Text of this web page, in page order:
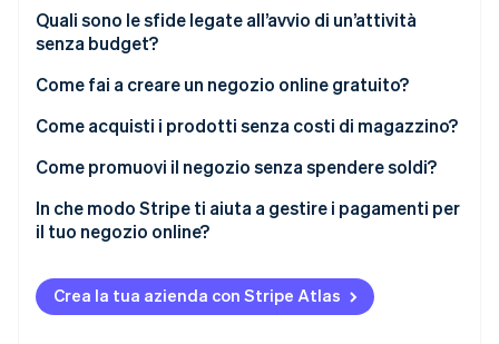
Identity
Verifica online dell'identità
Stripe Sessions 2026
Guarda ora
Componenti di costo senza budget
Quali sono le sfide legate all’avvio di un’attività
senza budget?
Investimento di tempo
Opzioni di branding limitate
Scetticismo da parte degli acquirenti
Curva di apprendimento impegnativa
Crescita lenta
Rischio di burnout
Come fai a creare un negozio online gratuito?
Configura un account
Scegli un modello
Aggiungi i prodotti
Configura le opzioni di pagamento
Personalizza le impostazioni del sito
Come acquisti i prodotti senza costi di magazzino?
Dropshipping
Servizi di stampa su richiesta
Marketing di affiliazione
Come promuovi il negozio senza spendere soldi?
Coinvolgimento sui social media
Visibilità sui motori di ricerca
Community online gratuite
In che modo Stripe ti aiuta a gestire i pagamenti per
il tuo negozio online?
Configurazione semplice
Tariffe trasparenti
Crea la tua azienda con Stripe Atlas